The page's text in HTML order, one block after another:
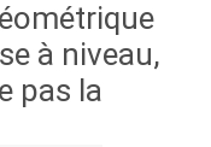
à niveau,
pas la